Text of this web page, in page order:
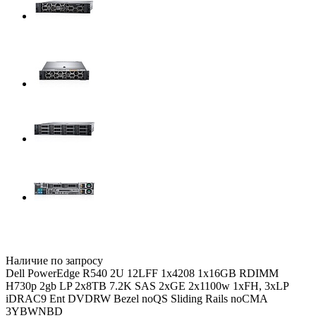
Наличие по запросу
Dell PowerEdge R540 2U 12LFF 1x4208 1x16GB RDIMM
H730p 2gb LP 2x8TB 7.2K SAS 2xGE 2x1100w 1xFH, 3xLP
iDRAC9 Ent DVDRW Bezel noQS Sliding Rails noCMA
3YBWNBD